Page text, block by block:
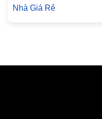
Nhà Giá Rẻ